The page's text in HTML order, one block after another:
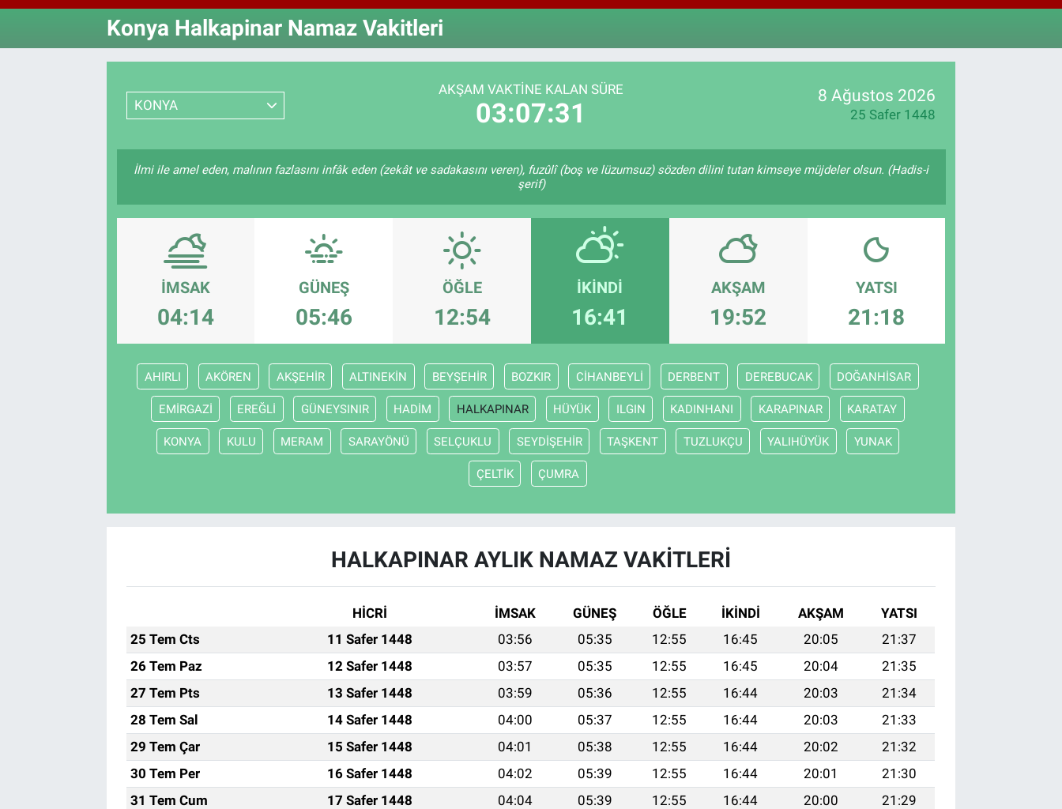
Konya Halkapinar Namaz Vakitleri
KONYA
AKŞAM VAKTINE KALAN SÜRE
03:07:30
8 Ağustos 2026
25 Safer 1448
İlmi ile amel eden, malının fazlasını infâk eden (zekât ve sadakasını veren), fuzûlî (boş ve lüzumsuz) sözden dilini tutan kimseye müjdeler olsun. (Hadis-i
şerif)
İMSAK
04:14
GÜNEŞ
05:46
ÖĞLE
12:54
İKINDI
16:41
AKŞAM
19:52
YATSI
21:18
AHIRLI AKÖREN AKŞEHİR ALTINEKİN BEYŞEHİR BOZKIR CİHANBEYLİ DERBENT DEREBUCAK DOĞANHİSAR
EMİRGAZİ EREĞLİ GÜNEYSINIR HADİM HALKAPINAR HÜYÜK ILGIN KADINHANI KARAPINAR KARATAY
KONYA KULU MERAM SARAYÖNÜ SELÇUKLU SEYDİŞEHİR TAŞKENT TUZLUKÇU YALIHÜYÜK YUNAK
ÇELTİK ÇUMRA
HALKAPINAR AYLIK NAMAZ VAKITLERI
HİCRİ İMSAK GÜNEŞ ÖĞLE İKINDI AKŞAM
YATSI
25 Tem Cts
11 Safer 1448 03:56 05:35 12:55 16:45 20:05
21:37
26 Tem Paz
12 Safer 1448 03:57 05:35 12:55 16:45 20:04
21:35
27 Tem Pts
13 Safer 1448 03:59 05:36 12:55 16:44 20:03
21:34
28 Tem Sal
14 Safer 1448 04:00 05:37 12:55 16:44 20:03
21:33
29 Tem Çar
15 Safer 1448 04:01 05:38 12:55 16:44 20:02
21:32
30 Tem Per
16 Safer 1448 04:02 05:39 12:55 16:44 20:01
21:30
31 Tem Cum
17 Safer 1448 04:04 05:39 12:55 16:44 20:00
21:29
Özel Haberler
Haber Arşivi